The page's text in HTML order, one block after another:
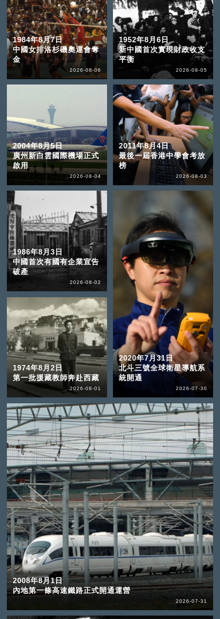
1984年8月7日
中國女排洛杉磯奧運會奪
金
2026-08-06
1952年8月6日
新中國首次實現財政收支
平衡
2026-08-05
2004年8月5日
廣州新白雲國際機場正式
啟用
2026-08-04
2011年8月4日
最後一屆香港中學會考放
榜
2026-08-03
1986年8月3日
中國首次有國有企業宣告
破產
2026-08-02
1974年8月2日
第一批援藏教師奔赴西藏
2026-08-01
2008年8月1日
內地第一條高速鐵路正式開通運營
2026-07-31
2020年7月31日
北斗三號全球衛星導航系
統開通
2026-07-30